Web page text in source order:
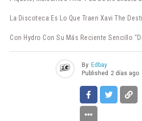
La Discoteca Es Lo Que Traen Xavi The
Con Hydro Con Su Más Reciente Sencillo
By Edbay
Published 2 días ago